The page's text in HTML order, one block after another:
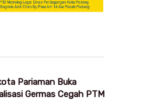
Pariaman Buka
Germas Cegah PTM